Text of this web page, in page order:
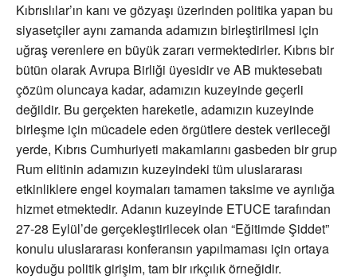
Kıbrıslılar’ın kanı ve gözyaşı üzerinden politika yapan bu
siyasetçiler aynı zamanda adamızın birleştirilmesi için
uğraş verenlere en büyük zararı vermektedirler. Kıbrıs bir
bütün olarak Avrupa Birliği üyesidir ve AB muktesebatı
çözüm oluncaya kadar, adamızın kuzeyinde geçerli
değildir. Bu gerçekten hareketle, adamızın kuzeyinde
birleşme için mücadele eden örgütlere destek verileceği
yerde, Kıbrıs Cumhuriyeti makamlarını gasbeden bir grup
Rum elitinin adamızın kuzeyindeki tüm uluslararası
etkinliklere engel koymaları tamamen taksime ve ayrılığa
hizmet etmektedir. Adanın kuzeyinde ETUCE tarafından
27-28 Eylül’de gerçekleştirilecek olan “Eğitimde Şiddet”
konulu uluslararası konferansın yapılmaması için ortaya
koyduğu politik girişim, tam bir ırkçılık örneğidir.